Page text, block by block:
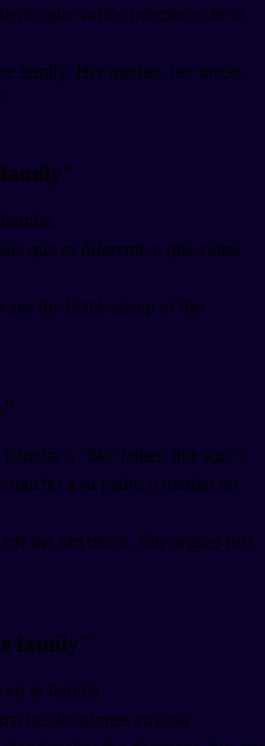
que varios miembros de la
family. Her mother, her uncle,
que es diferente o que causa
the black sheep of the
(similar a "like father, like son").
mucho a su padre o mother en
the old block. She argues just
family"
en la familia.
las decisiones en casa.